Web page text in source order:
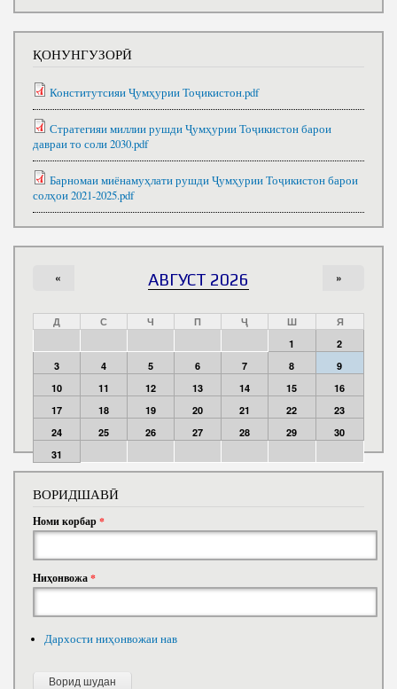
ҚОНУНГУЗОРӢ
Конститутсияи Ҷумҳурии Тоҷикистон.pdf
Стратегияи миллии рушди Ҷумҳурии Тоҷикистон барои
давраи то соли 2030.pdf
Барномаи миёнамуҳлати рушди Ҷумҳурии Тоҷикистон барои
солҳои 2021-2025.pdf
АВГУСТ 2026
« »
Д С Ч П Ҷ Ш
Я
1
2
3
4 5 6 7 8
9
10
11 12 13 14 15
16
17
18 19 20 21 22
23
24
25 26 27 28 29
30
31
ВОРИДШАВӢ
Номи корбар*
Ниҳонвожа*
Дархости ниҳонвожаи нав